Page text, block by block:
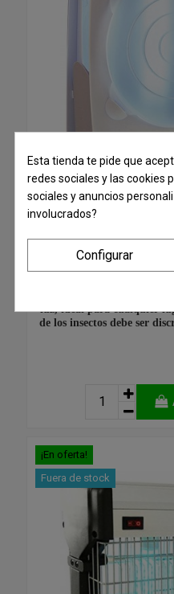
Atrapa Insectos
ATRAPAINSECTOS Es
luz, ideal para cualquier
de los insectos debe ser
¡En oferta!
Fuera de stock
Esta tienda te pide que
redes sociales y las cookies
sociales y anuncios
involucrados?
Configurar